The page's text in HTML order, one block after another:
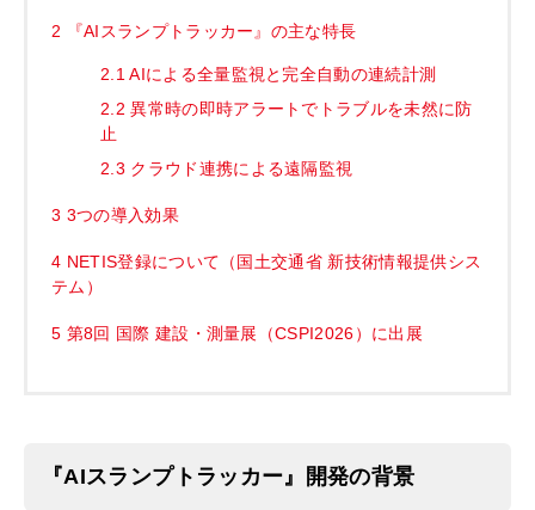
2 『AIスランプトラッカー』の主な特長
2.1 AIによる全量監視と完全自動の連続計測
2.2 異常時の即時アラートでトラブルを未然に防
止
2.3 クラウド連携による遠隔監視
3 3つの導入効果
4 NETIS登録について（国土交通省 新技術情報提供シス
テム）
5 第8回 国際 建設・測量展（CSPI2026）に出展
『AIスランプトラッカー』開発の背景